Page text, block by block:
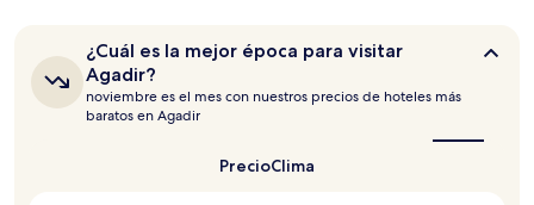
horas,
base
¿Cuál
es
la
mejor
época
¿Cuál es la mejor época para visitar
Agadir?
noviembre es el mes con nuestros precios de hoteles más
baratos en Agadir
PrecioClima